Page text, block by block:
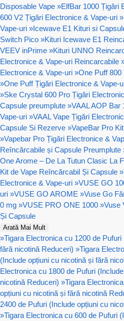
Disposable Vape »ElfBar 1000 Țigări
600 V2 Țigări Electronice & Vape-uri »
Vape-uri »Icewave E1 Kituri si
Switch Pico »Kituri Icewave E1
VEEV inPrime »Kituri UNNO
Electronice & Vape-uri Reincarcabile
Electronice & Vape-uri »One Puff 800
»One Puff Țigări Electronice & Vape-
»Ske Crystal 600 Pro Țigări
Capsule preumplute »VAAL AOP Bar
Vape-uri »VAAL Vape Țigări
Capsule Si Rezerve »VapeBar Pro
»Vapebar Pro Țigări Electronice &
Reîncărcabile și Capsule Preumplute
One Arome – De La Tutun Clasic La
Kit de Vape Reîncărcabil Și Capsule »
Electronice & Vape-uri »VUSE GO
uri »VUSE GO AROME »Vuse Go
0 mg »VUSE PRO ONE 1000 »Vuse
Și Capsule
Arată Mai Mult
»Tigara Electronica cu 1200 de
fără nicotină Reduceri) »Tigara
(Include opțiuni cu nicotină și fără
Electronica cu 1800 de Pufuri
nicotină Reduceri) »Tigara
opțiuni cu nicotină și fără nicotină
2400 de Pufuri (Include opțiuni cu
»Tigara Electronica cu 600 de Pufuri